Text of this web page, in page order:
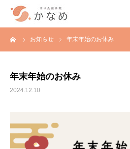
お知らせ 年末年始のお休み
年末年始のお休み
2024.12.10
TOP
営業時間・アクセス